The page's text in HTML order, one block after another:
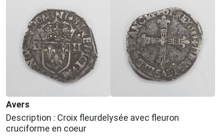
Avers
Description : Croix fleurdelysée avec fleuron
cruciforme en coeur